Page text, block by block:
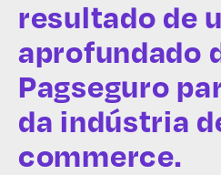
resultado de
aprofundado
Pagseguro
da indústria
commerce.